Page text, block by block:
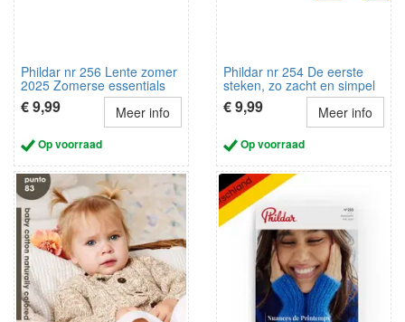
Phildar nr 256 Lente zomer
2025 Zomerse essentials
€ 9,99 Meer info
Op voorraad
Phildar nr 254 De eerste
steken, zo zacht en simpel
€ 9,99 Meer info
Op voorraad